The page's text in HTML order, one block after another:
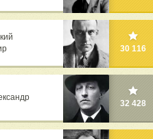
30 116
32 428